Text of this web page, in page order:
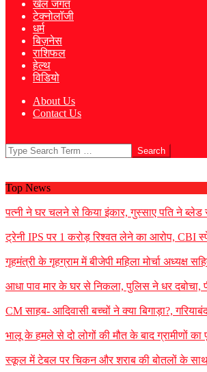
खेल जगत
टेक्नोलॉजी
धर्म
बिज़नेस
राशिफल
हेल्थ
विडियो
About Us
Contact Us
Search
Top News
पत्नी ने घर चलने से किया इंकार, गुस्साए पति ने
ट्रेनी IPS पर 1 करोड़ रिश्वत लेने का आरोप, CBI
गृहमंत्री के गृहग्राम में बीजेपी महिला मोर्चा अध्यक्ष
आधा पाव मार के घर से निकला, पुलिस ने धर दबोचा,
CM साहब- आदिवासी बच्चों ने क्या बिगाड़ा?,
भालू के हमले से दो लोगों की मौत के बाद ग्रामीणों
स्कूल में टेबल पर चिकन और शराब की बोतलों के साथ